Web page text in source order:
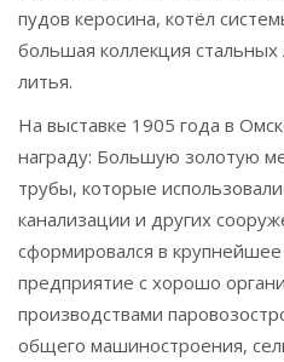
пудов керосина, котёл
большая коллекция стальных
литья.
На выставке 1905 года в
награду: Большую золотую
трубы, которые
канализации и других
сформировался в
предприятие с хорошо
производствами
общего машиностроения,